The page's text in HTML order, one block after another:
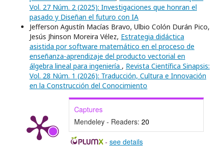
Vol. 27 Núm. 2 (2025): Investigaciones que honran el
pasado y Diseñan el futuro con IA
Jefferson Agustín Macías Bravo, Ulbio Colón Durán Pico,
Jesús Jhinson Moreira Vélez, Estrategia didáctica
asistida por software matemático en el proceso de
enseñanza-aprendizaje del producto vectorial en
álgebra lineal para ingeniería , Revista Científica Sinapsis:
Vol. 28 Núm. 1 (2026): Traducción, Cultura e Innovación
en la Construcción del Conocimiento
Captures
Mendeley - Readers: 20
- see details